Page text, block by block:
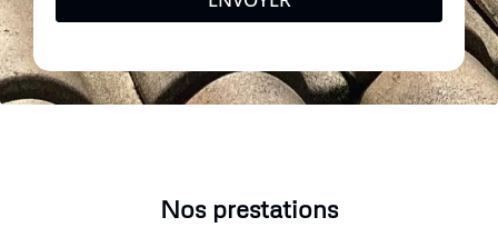
Nos prestations